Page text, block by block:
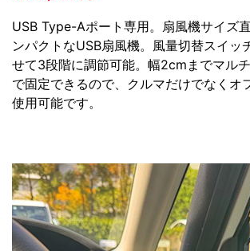
USB Type-Aポート専用。扇風機サイズ
ンパクトなUSB扇風機。風量切替スイッ
せて3段階に調節可能。幅2cmまでマル
で固定できるので、クルマだけでなくオ
使用可能です。